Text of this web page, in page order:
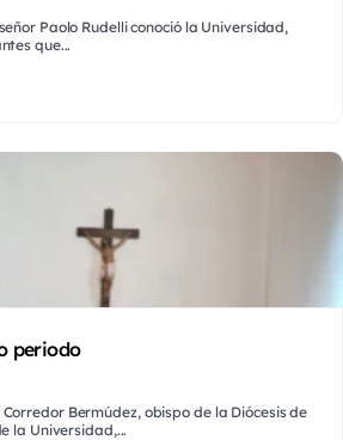
Paolo Rudelli conoció la Universidad,
que...
periodo
Bermúdez, obispo de la Diócesis de
la Universidad,...